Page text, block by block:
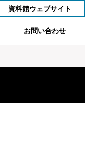
資料館ウェブサイト
お問い合わせ